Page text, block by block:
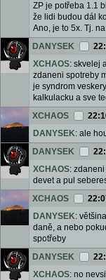
ZP je potřeba 1.1
že lidi budou dál
Ano, je to 5x. Tj.
DANYSEK
XCHAOS: skvelej
zdaneni spotreby
je syndrom
kalkulacku a sve
XCHAOS
DANYSEK: ale
DANYSEK
XCHAOS:
devet a pul
XCHAOS
DANYSEK:
daně, a nebo
spotřeby
DANYSEK
XCHAOS: no